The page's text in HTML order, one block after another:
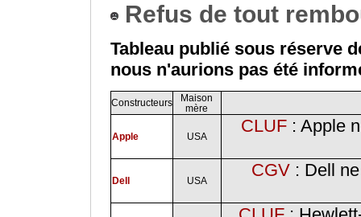
Refus de tout
Tableau publié sous réserve
nous n'aurions pas été
Constructeurs
Maison
mère
Apple USA
CLUF : Apple
Dell USA
CGV : Dell